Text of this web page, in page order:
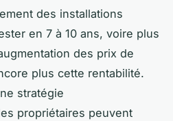
des installations
en 7 à 10 ans, voire plus
des prix de
plus cette rentabilité.
stratégie
propriétaires peuvent